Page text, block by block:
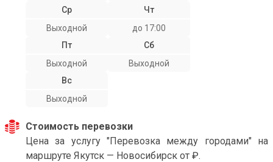
Ср
Выходной
Чт
до 17:00
Пт
Выходной
Сб
Выходной
Вс
Выходной
Стоимость перевозки
Цена за услугу "Перевозка между городами" на
маршруте Якутск — Новосибирск от ₽.